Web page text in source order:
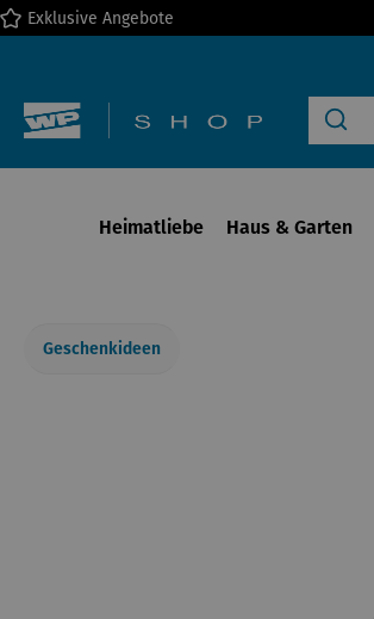
Zur Hauptnavigation springen
Exklusive Angebote
Heimatliebe Haus & Garten
Geschenkideen